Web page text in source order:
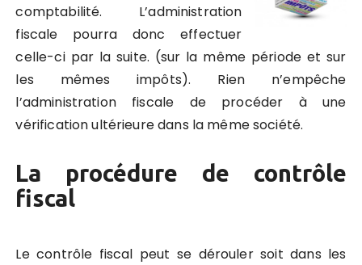
comptabilité. L’administration
fiscale pourra donc effectuer
celle-ci par la suite. (sur la même période et sur
les mêmes impôts). Rien n’empêche
l’administration fiscale de procéder à une
vérification ultérieure dans la même société.
La procédure de contrôle
fiscal
Le contrôle fiscal peut se dérouler soit dans les